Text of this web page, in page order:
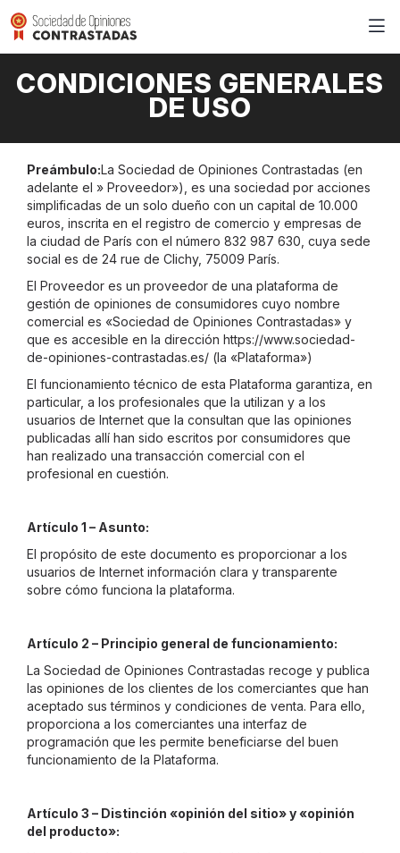
CONDICIONES GENERALES
DE USO
Preámbulo:La Sociedad de Opiniones Contrastadas (en
adelante el » Proveedor»), es una sociedad por acciones
simplificadas de un solo dueño con un capital de 10.000
euros, inscrita en el registro de comercio y empresas de
la ciudad de París con el número 832 987 630, cuya sede
social es de 24 rue de Clichy, 75009 París.
El Proveedor es un proveedor de una plataforma de
gestión de opiniones de consumidores cuyo nombre
comercial es «Sociedad de Opiniones Contrastadas» y
que es accesible en la dirección https://www.sociedad-
de-opiniones-contrastadas.es/ (la «Plataforma»)
El funcionamiento técnico de esta Plataforma garantiza, en
particular, a los profesionales que la utilizan y a los
usuarios de Internet que la consultan que las opiniones
publicadas allí han sido escritos por consumidores que
han realizado una transacción comercial con el
profesional en cuestión.
Artículo 1 – Asunto:
El propósito de este documento es proporcionar a los
usuarios de Internet información clara y transparente
sobre cómo funciona la plataforma.
Artículo 2 – Principio general de funcionamiento:
La Sociedad de Opiniones Contrastadas recoge y publica
las opiniones de los clientes de los comerciantes que han
aceptado sus términos y condiciones de venta. Para ello,
proporciona a los comerciantes una interfaz de
programación que les permite beneficiarse del buen
funcionamiento de la Plataforma.
Artículo 3 – Distinción «opinión del sitio» y «opinión
del producto»: